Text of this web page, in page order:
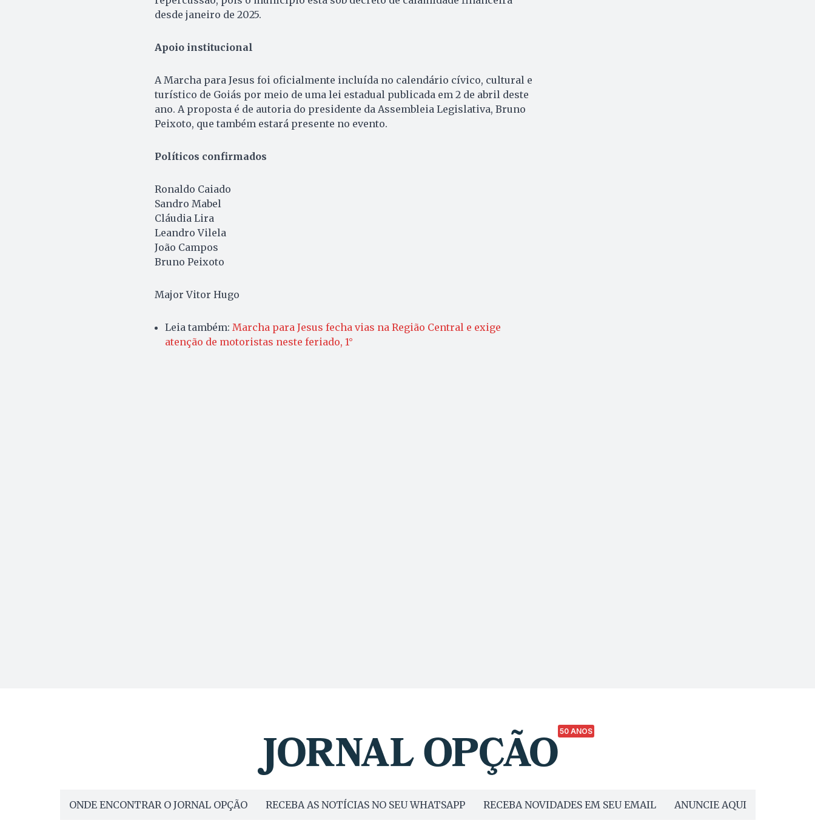
desde janeiro de 2025.
Apoio institucional
A Marcha para Jesus foi oficialmente incluída no calendário cívico, cultural e
turístico de Goiás por meio de uma lei estadual publicada em 2 de abril deste
ano. A proposta é de autoria do presidente da Assembleia Legislativa, Bruno
Peixoto, que também estará presente no evento.
Políticos confirmados
Ronaldo Caiado
Sandro Mabel
Cláudia Lira
Leandro Vilela
João Campos
Bruno Peixoto
Major Vitor Hugo
Leia também: Marcha para Jesus fecha vias na Região Central e exige
atenção de motoristas neste feriado, 1°
50 ANOS
ONDE ENCONTRAR O JORNAL OPÇÃO RECEBA AS NOTÍCIAS NO SEU WHATSAPP RECEBA NOVIDADES EM SEU EMAIL ANUNCIE AQUI